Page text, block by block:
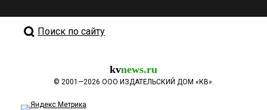
Поиск по сайту
kvnews.ru
© 2001—2026 ООО ИЗДАТЕЛЬСКИЙ ДОМ «КВ».